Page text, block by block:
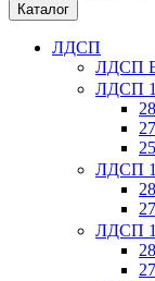
Каталог
ЛДСП
ЛДСП
ЛДСП
ЛДСП
ЛДСП